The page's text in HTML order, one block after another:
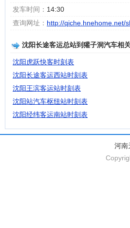
发车时间： 14:30
查询网址： http://qiche.hnehome.net/
沈阳长途客运总站到獾子洞汽车相
沈阳虎跃快客时刻表
沈阳长途客运西站时刻表
沈阳王滨客运站时刻表
沈阳站汽车枢纽站时刻表
沈阳经纬客运南站时刻表
河南